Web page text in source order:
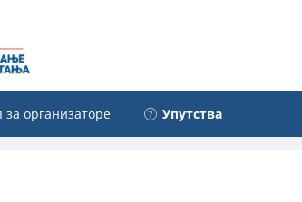
за организаторе Упутства